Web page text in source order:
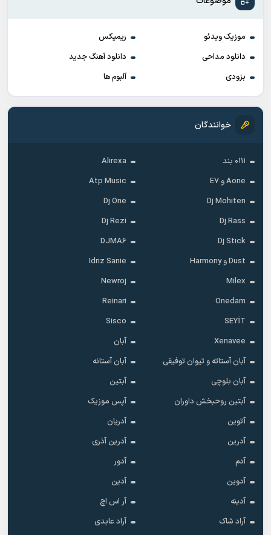
موزیک ویدئو
ریمیکس
دانلود مداحی
دانلود آهنگ جدید
بزودی
آلبوم ها
خوانندگان
۰۱۱۱ بند
Alirexa
Aone و E7
Atp Music
Dj Mohiten
Dj One
Dj Rass
Dj Rezi
Dj Stick
DJMA6
Dust و Harmony
Idriz Sanie
Milex
Newroj
Onedam
Reinari
SEYİT
Sisco
Xenavee
آبان
آبان آستاته و تیوان توفیقی
آبان آستانه
آبان بلوچی
آبتین
آبتین روحبخش داوران
آپس موزیک
آتوین
آدریان
آدرین
آدرین آذری
آدم
آدور
آدوین
آدین
آدینه
آر اس اچ
آراد شاک
آراد عابدی